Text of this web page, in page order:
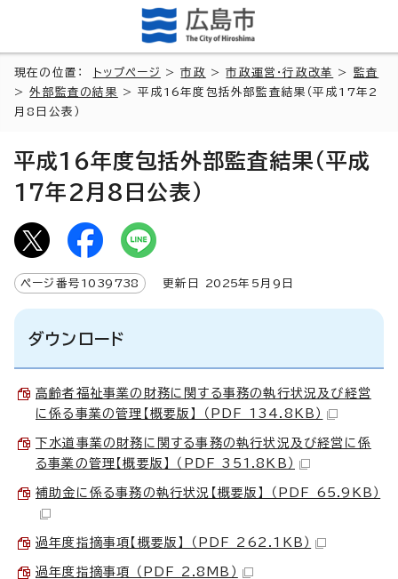
現在の位置： トップページ >市政 >市政運営・行政改革 > 監査
>外部監査の結果
> 平成16年度包括外部監査結果（平成17年2
月8日公表）
平成16年度包括外部監査結果（平成
17年2月8日公表）
ページ番号 1039738 更新日 2025年5月9日
ダウンロード
高齢者福祉事業の財務に関する事務の執行状況及び経営
に係る事業の管理【概要版】 （PDF 134.8KB）
下水道事業の財務に関する事務の執行状況及び経営に係
る事業の管理【概要版】 （PDF 351.8KB）
補助金に係る事務の執行状況【概要版】 （PDF 65.9KB）
過年度指摘事項【概要版】 （PDF 262.1KB）
過年度指摘事項 （PDF 2.8MB）